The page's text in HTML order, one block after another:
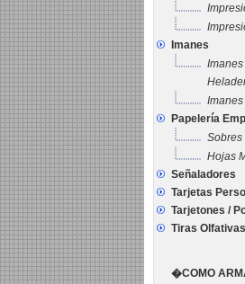
Imanes
Papelería
Sobres
Hojas
Señaladores
Tarjetas
Tarjetones /
Tiras
�COMO